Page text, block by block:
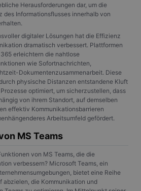
Herausforderungen dar, um die
des Informationsflusses innerhalb von
digitaler Lösungen hat die Effizienz
dramatisch verbessert. Plattformen
erleichtern die nahtlose
wie Sofortnachrichten,
Dokumentenzusammenarbeit. Diese
physische Distanzen entstandene Kluft
optimiert, um sicherzustellen, dass
von ihrem Standort, auf demselben
effektiv Kommunikationsbarrieren
Arbeitsumfeld gefördert.
MS Teams
von MS Teams, die die
verbessern? Microsoft Teams, ein
bietet eine Reihe
abzielen, die Kommunikation und